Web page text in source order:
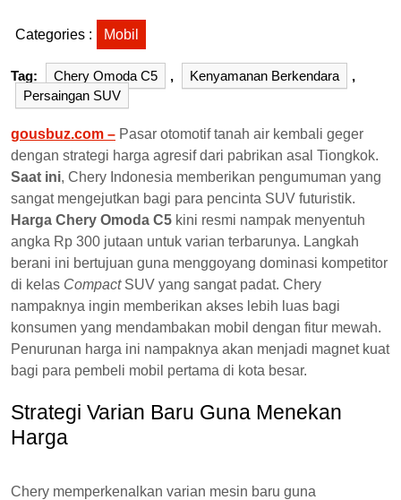
Categories : Mobil
Tag: Chery Omoda C5 , Kenyamanan Berkendara
,
Persaingan SUV
gousbuz.com – Pasar otomotif tanah air kembali geger
dengan strategi harga agresif dari pabrikan asal Tiongkok.
Saat ini, Chery Indonesia memberikan pengumuman yang
sangat mengejutkan bagi para pencinta SUV futuristik.
Harga Chery Omoda C5 kini resmi nampak menyentuh
angka Rp 300 jutaan untuk varian terbarunya. Langkah
berani ini bertujuan guna menggoyang dominasi kompetitor
di kelas CompactSUV yang sangat padat. Chery
nampaknya ingin memberikan akses lebih luas bagi
konsumen yang mendambakan mobil dengan fitur mewah.
Penurunan harga ini nampaknya akan menjadi magnet kuat
bagi para pembeli mobil pertama di kota besar.
Strategi Varian Baru Guna Menekan
Harga
Chery memperkenalkan varian mesin baru guna